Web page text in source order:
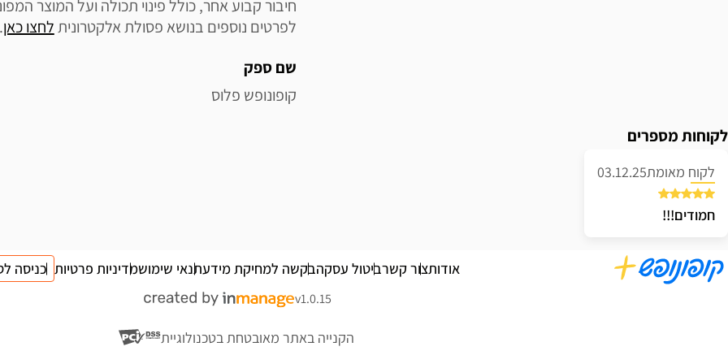
לפרטים נוספים בנושא פסולת אלקטרונית לחצו כאן
שם ספק
קופונופש פלוס
לקוחות מספרים
לקוח מאומת03.12.25
חמודים!!!
אודותצור קשרביטול עסקהבקשה למחיקת מידעתנאי שימושמדיניות פרטיות כניסה
v1.0.15
הקנייה באתר מאובטחת בטכנולוגיית